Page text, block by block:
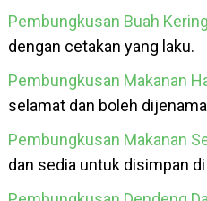
Pembungkusan Buah Kering
dengan cetakan yang laku.
Pembungkusan Makanan
selamat dan boleh
Pembungkusan Makanan
dan sedia untuk disimpan